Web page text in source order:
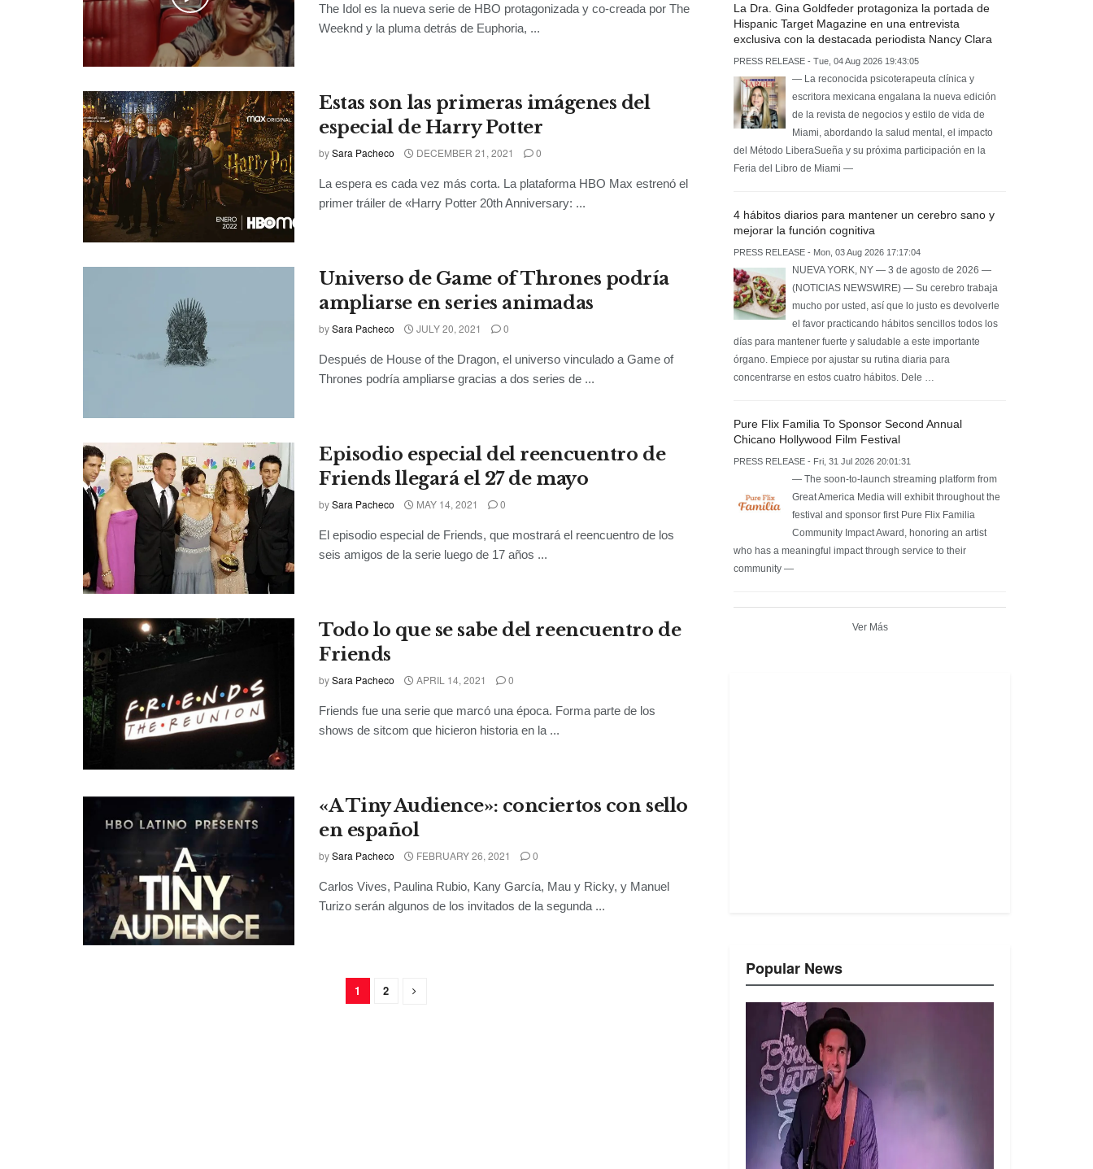
The Idol es la nueva serie de HBO protagonizada y co-creada por The
Weeknd y la pluma detrás de Euphoria, ...
Estas son las primeras imágenes del
especial de Harry Potter
bySara Pacheco DECEMBER 21, 2021 0
La espera es cada vez más corta. La plataforma HBO Max estrenó el
primer tráiler de «Harry Potter 20th Anniversary: ...
Universo de Game of Thrones podría
ampliarse en series animadas
bySara Pacheco JULY 20, 2021 0
Después de House of the Dragon, el universo vinculado a Game of
Thrones podría ampliarse gracias a dos series de ...
Episodio especial del reencuentro de
Friends llegará el 27 de mayo
bySara Pacheco MAY 14, 2021 0
El episodio especial de Friends, que mostrará el reencuentro de los
seis amigos de la serie luego de 17 años ...
Todo lo que se sabe del reencuentro de
Friends
bySara Pacheco APRIL 14, 2021 0
Friends fue una serie que marcó una época. Forma parte de los
shows de sitcom que hicieron historia en la ...
«A Tiny Audience»: conciertos con sello
en español
bySara Pacheco FEBRUARY 26, 2021 0
Carlos Vives, Paulina Rubio, Kany García, Mau y Ricky, y Manuel
Turizo serán algunos de los invitados de la segunda ...
1 2
La Dra. Gina Goldfeder protagoniza la portada de
Hispanic Target Magazine en una entrevista
exclusiva con la destacada periodista Nancy Clara
PRESS RELEASE - Tue, 04 Aug 2026 19:43:05
— La reconocida psicoterapeuta clínica y
escritora mexicana engalana la nueva edición
de la revista de negocios y estilo de vida de
Miami, abordando la salud mental, el impacto
del Método LiberaSueña y su próxima participación en la
Feria del Libro de Miami —
4 hábitos diarios para mantener un cerebro sano y
mejorar la función cognitiva
PRESS RELEASE - Mon, 03 Aug 2026 17:17:04
NUEVA YORK, NY — 3 de agosto de 2026 —
(NOTICIAS NEWSWIRE) — Su cerebro trabaja
mucho por usted, así que lo justo es devolverle
el favor practicando hábitos sencillos todos los
días para mantener fuerte y saludable a este importante
órgano. Empiece por ajustar su rutina diaria para
concentrarse en estos cuatro hábitos. Dele …
Pure Flix Familia To Sponsor Second Annual
Chicano Hollywood Film Festival
PRESS RELEASE - Fri, 31 Jul 2026 20:01:31
— The soon-to-launch streaming platform from
Great America Media will exhibit throughout the
festival and sponsor first Pure Flix Familia
Community Impact Award, honoring an artist
who has a meaningful impact through service to their
community —
Ver Más
Popular News